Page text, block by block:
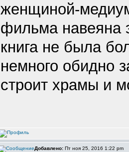
женщиной-
фильма навеяна
книга не была
немного обидно
строит храмы и
Добавлено: Пт ноя 25, 2016 1:22 pm